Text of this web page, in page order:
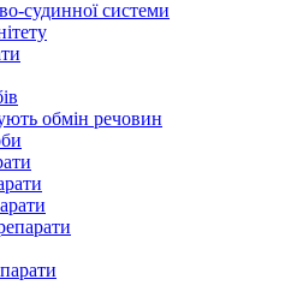
судинної системи
обмін речовин